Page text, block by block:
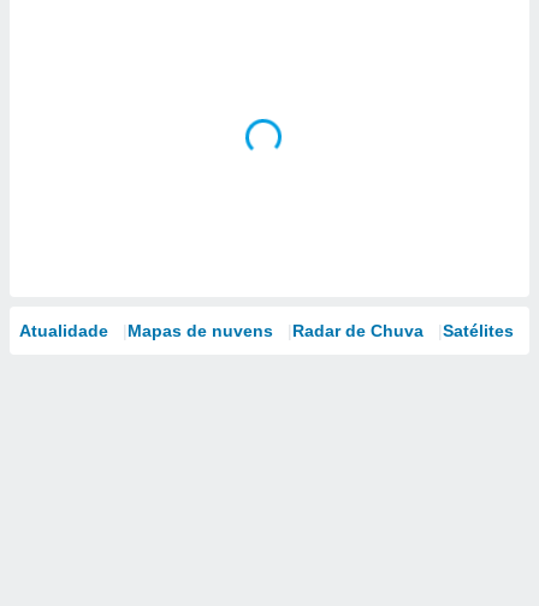
Atualidade Mapas de nuvens Radar de Chuva Satélites